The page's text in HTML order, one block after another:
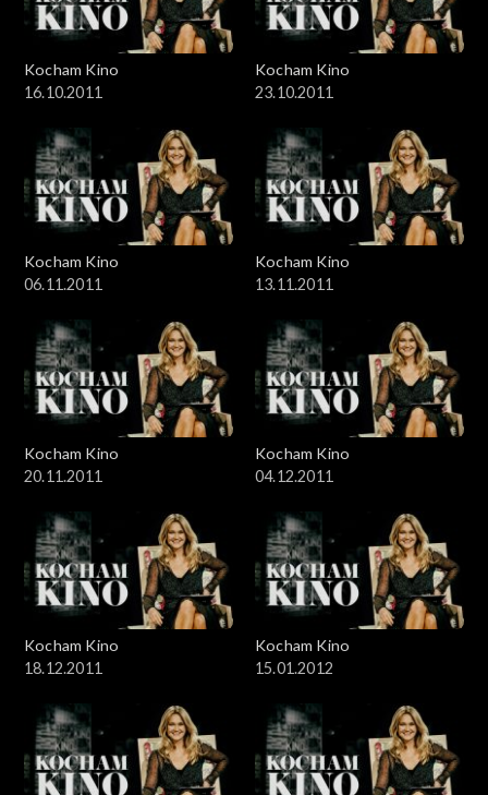
Kocham Kino
16.10.2011
Kocham Kino
23.10.2011
Kocham Kino
06.11.2011
Kocham Kino
13.11.2011
Kocham Kino
20.11.2011
Kocham Kino
04.12.2011
Kocham Kino
18.12.2011
Kocham Kino
15.01.2012